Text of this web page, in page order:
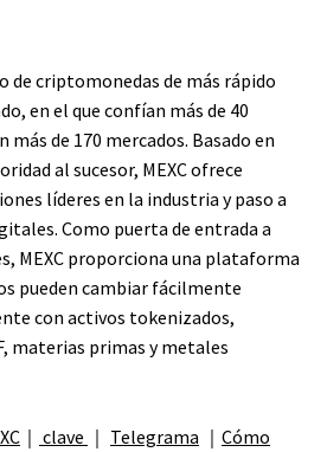
de criptomonedas de más rápido
en el que confían más de 40
más de 170 mercados. Basado en
al sucesor, MEXC ofrece
líderes en la industria y paso a
Como puerta de entrada a
MEXC proporciona una plataforma
pueden cambiar fácilmente
con activos tokenizados,
materias primas y metales
｜ clave ｜ Telegrama ｜ Cómo